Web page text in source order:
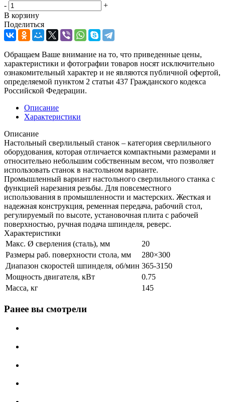
-
+
В корзину
Поделиться
Обращаем Ваше внимание на то, что приведенные цены,
характеристики и фотографии товаров носят исключительно
ознакомительный характер и не являются публичной офертой,
определяемой пунктом 2 статьи 437 Гражданского кодекса
Российской Федерации.
Описание
Характеристики
Описание
Настольный сверлильный станок – категория сверлильного
оборудования, которая отличается компактными размерами и
относительно небольшим собственным весом, что позволяет
использовать станок в настольном варианте.
Промышленный вариант настольного сверлильного станка с
функцией нарезания резьбы. Для повсеместного
использования в промышленности и мастерских. Жесткая и
надежная конструкция, ременная передача, рабочий стол,
регулируемый по высоте, установочная плита с рабочей
поверхностью, ручная подача шпинделя, реверс.
Характеристики
Макс. Ø сверления (сталь), мм
20
Размеры раб. поверхности стола, мм
280×300
Диапазон скоростей шпинделя, об/мин 365-3150
Мощность двигателя, кВт
0.75
Масса, кг
145
Ранее вы смотрели